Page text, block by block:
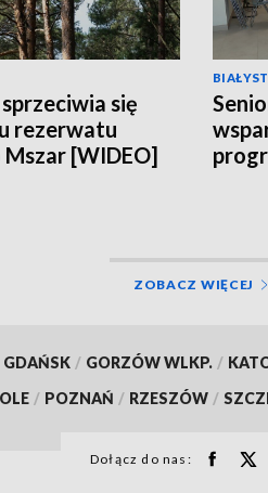
się
rezerwatu
[WIDEO]
ZOBACZ WIĘCEJ
GDAŃSK / GORZÓW WLKP. /
/ POZNAŃ / RZESZÓW /
Dołącz do nas: